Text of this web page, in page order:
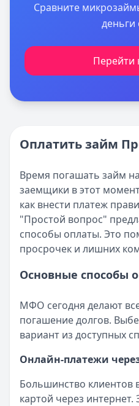
Сравните
деньги
Перейти
Оплатить займ
Время погашать займ
заемщики в этот
как внести платеж
"Простой вопрос"
способы оплаты. Это
просрочек и лишних
Основные способы
МФО сегодня делают
погашение долгов.
вариант из доступных
Онлайн-платежи
Большинство клиентов
картой через